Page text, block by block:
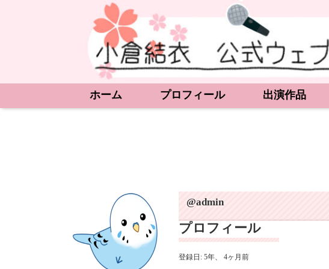
ホーム プロフィール 出演作品
@admin
プロフィール
登録日: 5年、 4ヶ月前